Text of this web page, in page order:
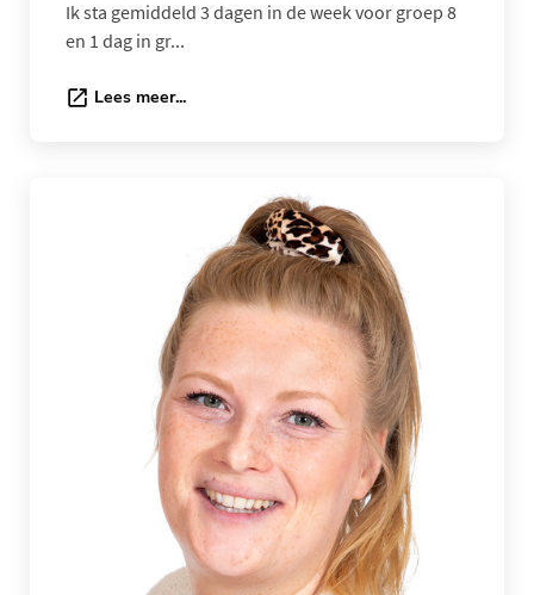
Ik sta gemiddeld 3 dagen in de week voor groep 8
en 1 dag in gr...
Lees meer...